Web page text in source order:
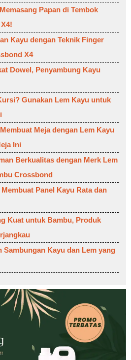
Papan di Tembok
Kayu dengan Teknik Finger
X4
Dowel, Penyambung Kayu
Gunakan Lem Kayu untuk
Meja dengan Lem Kayu
Ini
Berkualitas dengan Merk Lem
Crossbond
Panel Kayu Rata dan
Kuat untuk Bambu, Produk
Sambungan Kayu dan Lem yang